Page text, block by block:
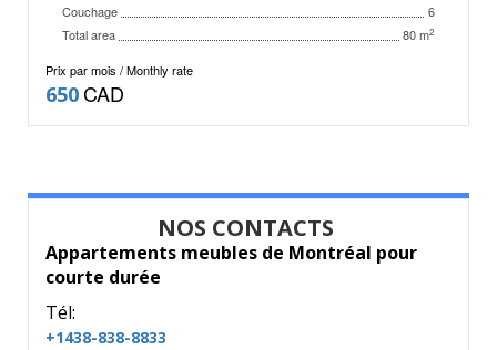
Couchage
6
Total area
80 m2
Prix par mois / Monthly rate
650CAD
NOS CONTACTS
Appartements meubles de Montréal pour
courte durée
Tél:
+1438-838-8833